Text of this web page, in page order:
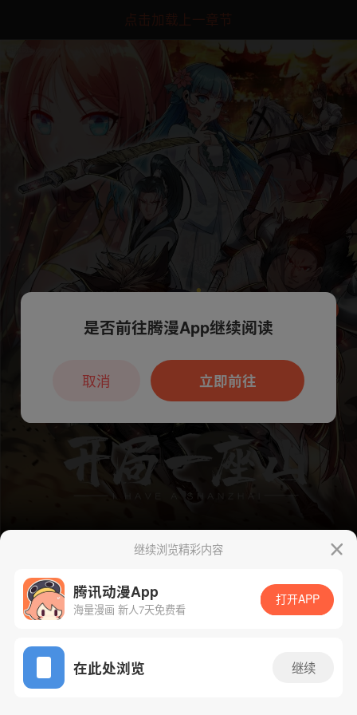
点击加载上一章节
App免费看
下一话 腾漫App免费看
继续浏览精彩内容
腾讯动漫App
海量漫画 新人7天免费看
打开APP
在此处浏览 继续
本章节仅支持App阅读，可打开App新用
户7天免费看
是否前往腾漫App继续阅读
立即前往
取消